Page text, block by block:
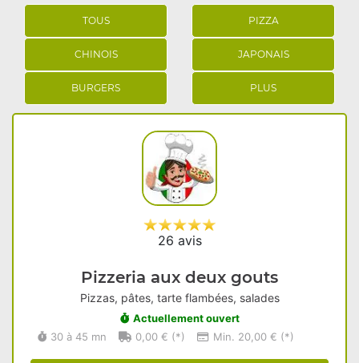
TOUS PIZZA
CHINOIS JAPONAIS
BURGERS PLUS
26 avis
Pizzeria aux deux gouts
Pizzas, pâtes, tarte flambées, salades
Actuellement ouvert
30 à 45 mn
0,00 € (*) Min. 20,00 € (*)